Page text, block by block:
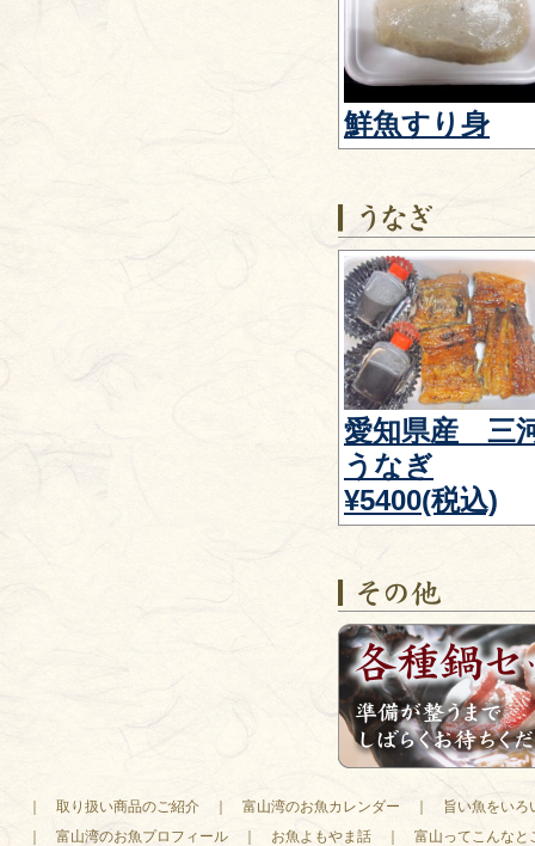
鮮魚すり身
愛知県産 三
うなぎ
¥5400(税込)
取り扱い商品のご紹介 富山湾のお魚カレンダー
旨い魚をいろ
富山湾のお魚プロフィール お魚よもやま話 富山ってこんなと